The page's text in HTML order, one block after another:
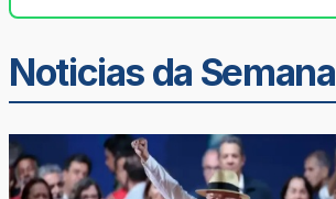
Noticias da Semana